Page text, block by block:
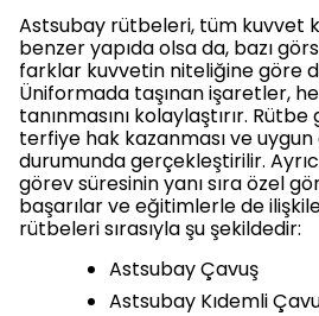
Astsubay rütbeleri, tüm kuvvet
benzer yapıda olsa da, bazı
farklar kuvvetin niteliğine göre
Üniformada taşınan işaretler,
tanınmasını kolaylaştırır.
terfiye hak kazanması ve
durumunda gerçekleştirilir.
görev süresinin yanı sıra özel
başarılar ve eğitimlerle de
rütbeleri sırasıyla şu şekildedir:
Astsubay Çavuş
Astsubay Kıdemli